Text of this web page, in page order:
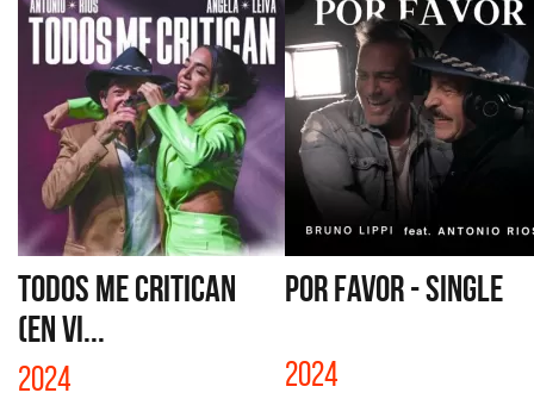
TODOS ME CRITICAN
(EN VI...
2024
POR FAVOR - SINGLE
2024